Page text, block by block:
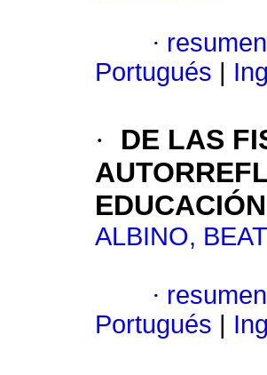
·
Portugués
·
DE LAS
ALBINO,
·
Portugués